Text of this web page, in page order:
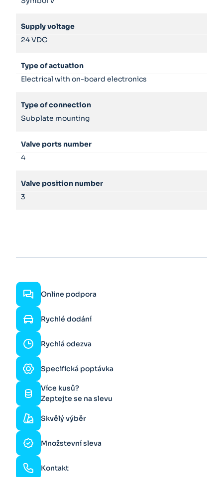
Supply voltage
24 VDC
Type of actuation
Electrical with on-board electronics
Type of connection
Subplate mounting
Valve ports number
4
Valve position number
3
Online podpora
Rychlé dodání
Rychlá odezva
Specifická poptávka
Více kusů?
Zeptejte se na slevu
Skvělý výběr
Množstevní sleva
Kontakt